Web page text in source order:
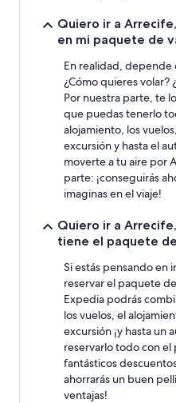
Quiero ir a
en mi paquete de
En realidad, depende
¿Cómo quieres volar?
Por nuestra parte, te
que puedas tenerlo
alojamiento, los
excursión y hasta el
moverte a tu aire por
parte: ¡conseguirás
imaginas en el viaje!
Quiero ir a
tiene el paquete
Si estás pensando en
reservar el paquete
Expedia podrás
los vuelos, el
excursión ¡y hasta un
reservarlo todo con
fantásticos
ahorrarás un buen
ventajas!